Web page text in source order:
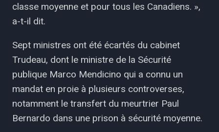
classe moyenne et pour tous les Canadiens. »,
a-t-il dit.
Sept ministres ont été écartés du cabinet
Trudeau, dont le ministre de la Sécurité
publique Marco Mendicino qui a connu un
mandat en proie à plusieurs controverses,
notamment le transfert du meurtrier Paul
Bernardo dans une prison à sécurité moyenne.